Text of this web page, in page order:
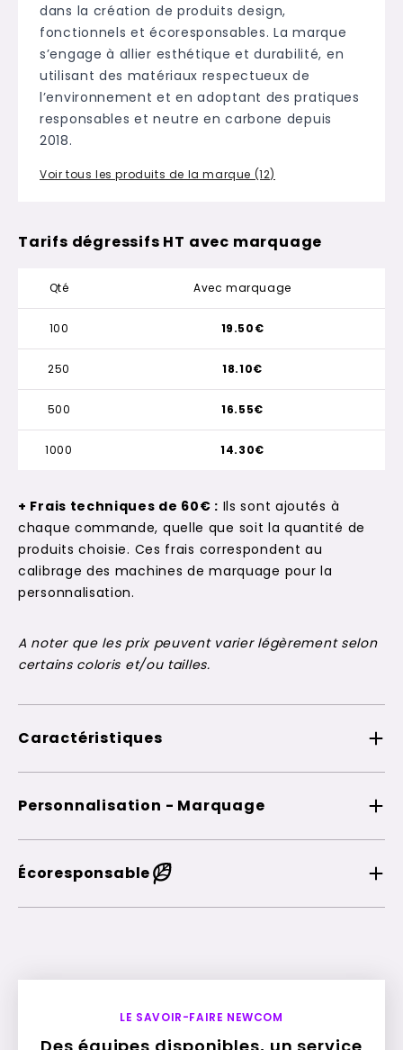
dans la création de produits design,
fonctionnels et écoresponsables. La marque
s’engage à allier esthétique et durabilité, en
utilisant des matériaux respectueux de
l’environnement et en adoptant des pratiques
responsables et neutre en carbone depuis
2018.
Voir tous les produits de la marque (12)
Tarifs dégressifs HT avec marquage
Qté Avec marquage
100
250
500
1000
19.50€
18.10€
16.55€
14.30€
+ Frais techniques de 60€ : Ils sont ajoutés à
chaque commande, quelle que soit la quantité de
produits choisie. Ces frais correspondent au
calibrage des machines de marquage pour la
personnalisation.
A noter que les prix peuvent varier légèrement selon
certains coloris et/ou tailles.
Caractéristiques
Personnalisation - Marquage
Écoresponsable
LE SAVOIR-FAIRE NEWCOM